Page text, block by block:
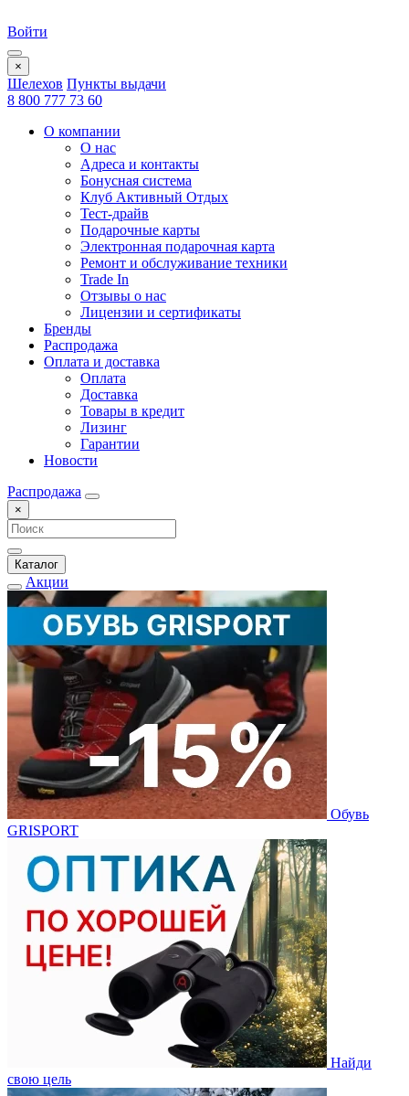
Войти
×
Шелехов Пункты выдачи
8 800 777 73 60
О компании
О нас
Адреса и контакты
Бонусная система
Клуб Активный Отдых
Тест-драйв
Подарочные карты
Электронная подарочная карта
Ремонт и обслуживание техники
Trade In
Отзывы о нас
Лицензии и сертификаты
Бренды
Распродажа
Оплата и доставка
Оплата
Доставка
Товары в кредит
Лизинг
Гарантии
Новости
Распродажа
×
Каталог
Акции
Обувь
GRISPORT
Найди
свою цель